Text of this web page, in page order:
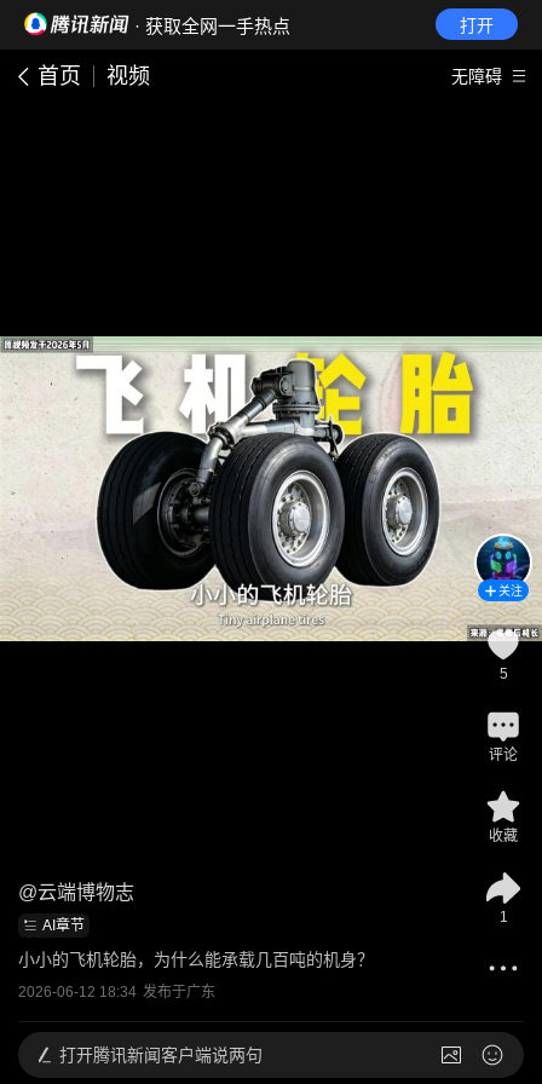
· 获取全网一手热点 打开
首页 视频 无障碍
@云端博物志
AI章节
小小的飞机轮胎，为什么能承载几百吨的机身？
2026-06-12 18:34 发布于广东
关注
5
评论
收藏
1
打开腾讯新闻客户端说两句